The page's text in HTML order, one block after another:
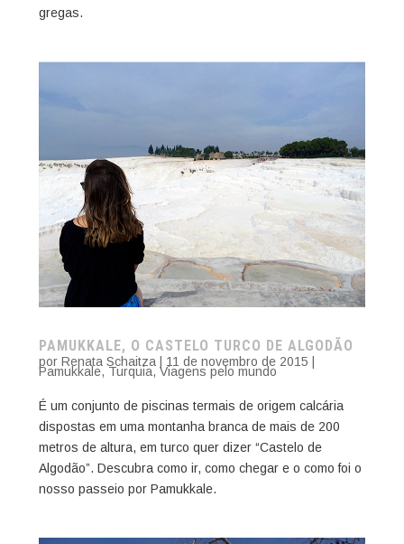
gregas.
PAMUKKALE, O CASTELO TURCO DE ALGODÃO
por Renata Schaitza| 11 de novembro de 2015
Pamukkale, Turquia, Viagens pelo mundo
É um conjunto de piscinas termais de origem calcária
dispostas em uma montanha branca de mais de 200
metros de altura, em turco quer dizer “Castelo de
Algodão”. Descubra como ir, como chegar e o como foi o
nosso passeio por Pamukkale.